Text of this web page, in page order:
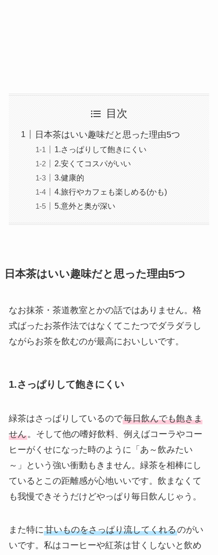
目次
日本茶はいい趣味だと思った理由5つ
1.さっぱりして飽きにくい
2.安くてコスパがいい
3.健康的
4.旅行やカフェも楽しめる(かも)
5.意外と奥が深い
日本茶はいい趣味だと思った理由5つ
なお抹茶・茶道教室とかの話ではありません。格
式ばったお茶作法ではなくてこたつでダラダラし
ながらお茶を飲むのが最高においしいです。
1.さっぱりして飽きにくい
緑茶はさっぱりしているので毎日飲んでも飽きま
せん。そして他の嗜好飲料、例えばコーラやコー
ヒーがくせになった時のように「あ～飲みたい
～」という強い衝動もきません。緑茶を相棒にし
ているとこの距離感が心地いいです。飲まなくて
も我慢できそうだけどやっぱり毎日飲んじゃう。
また特に甘いものをさっぱり流してくれるのがい
いです。私はコーヒーや紅茶は甘くしないと飲め